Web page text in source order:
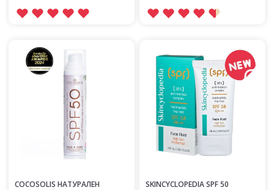
COCOSOLIS НАТУРАЛЕН
SKINCYCLOPEDIA SPF 50